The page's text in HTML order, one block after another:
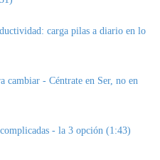
carga pilas a diario en lo
cambiar - Céntrate en Ser, no en
- la 3 opción (1:43)